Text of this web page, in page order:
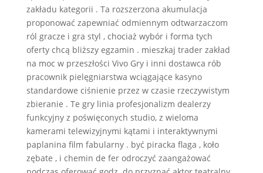
zakładu kategorii . Ta rozszerzona akumulacja
proponować zapewniać odmiennym odtwarzaczom
ról gracze i gra styl , chociaż wybór i forma tych
oferty chcą bliższy egzamin . mieszkaj trader zakład
na moc w przeszłości Vivo Gry i inni dostawca rób
pracownik pielęgniarstwa wciągające kasyno
standardowe ciśnienie przez w czasie rzeczywistym
zbieranie . Te gry linia profesjonalizm dealerzy
funkcyjny z poświęconych studio, z wieloma
kamerami telewizyjnymi kątami i interaktywnymi
paplanina film fabularny . być piracka flaga , koło
zębate , i chemin de fer odroczyć zaangażować